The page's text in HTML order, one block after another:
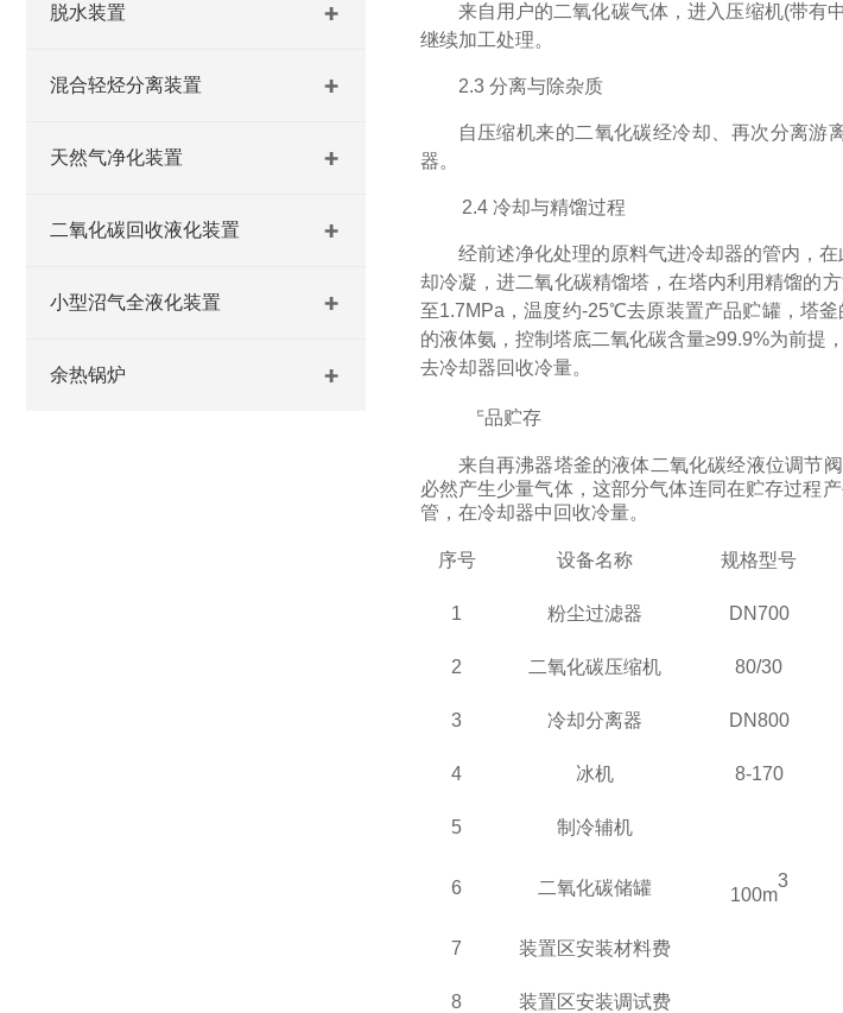
脱水装置
混合轻烃分离装置
天然气净化装置
二氧化碳回收液化装置
小型沼气全液化装置
余热锅炉
来自用户的二氧化碳气体，进入压缩机(带有
继续加工处理。
2.3 分离与除杂质
自压缩机来的二氧化碳经冷却、再次分离游
器。
2.4 冷却与精馏过程
经前述净化处理的原料气进冷却器的管内，
却冷凝，进二氧化碳精馏塔，在塔内利用精馏的
至1.7MPa ，温度约-25℃去原装置产品贮罐，塔釜
的液体氨，控制塔底二氧化碳含量≥99.9%为前提
去冷却器回收冷量。
产品贮存
来自再沸器塔釜的液体二氧化碳经液位调节
必然产生少量气体，这部分气体连同在贮存过程
管，在冷却器中回收冷量。
序号 设备名称 规格型号
1 粉尘过滤器 DN700
2 二氧化碳压缩机 80/30
3 冷却分离器 DN800
4 冰机 8-170
5 制冷辅机
6 二氧化碳储罐 100m
3
7 装置区安装材料费
8 装置区安装调试费